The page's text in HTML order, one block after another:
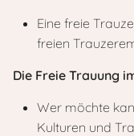
Eine freie
freien
Die Freie Trauung
Wer möchte
Kulturen und